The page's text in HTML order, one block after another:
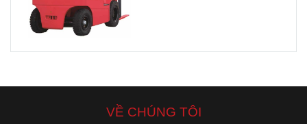
VỀ CHÚNG TÔI